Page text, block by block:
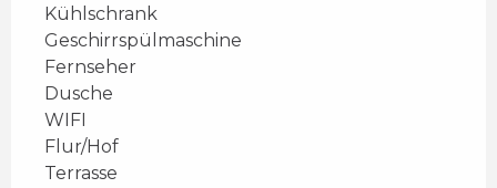
Kühlschrank
Geschirrspülmaschine
Fernseher
Dusche
WIFI
Flur/Hof
Terrasse